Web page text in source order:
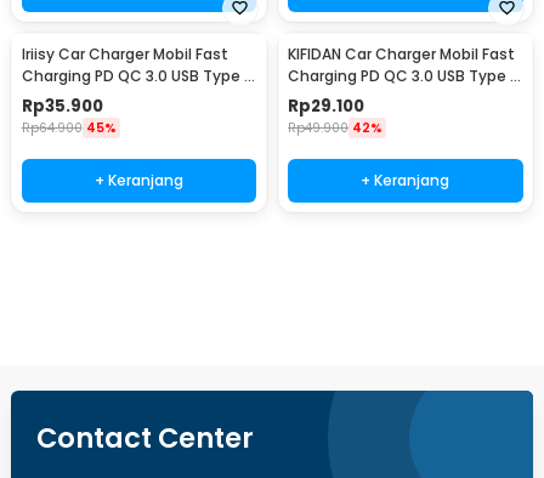
Iriisy Car Charger Mobil Fast
Charging PD QC 3.0 USB Type C
A 2.4A 54W - PD20W
Rp35.900
Rp64.900 45%
+ Keranjang
KIFIDAN Car Charger Mobil Fast
Charging PD QC 3.0 USB Type C
1.6A 20W - BK358
Rp29.100
Rp49.900 42%
+ Keranjang
Contact Center